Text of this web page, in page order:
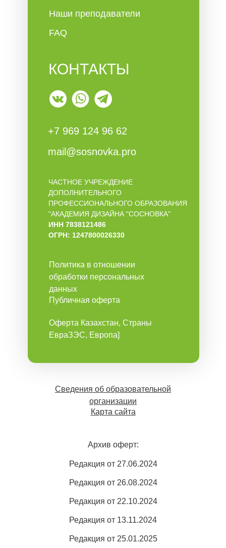
КОНТАКТЫ
+7 969 124 96 62
mail@sosnovka.pro
ЧАСТНОЕ УЧРЕЖДЕНИЕ
ДОПОЛНИТЕЛЬНОГО
ПРОФЕССИОНАЛЬНОГО ОБРАЗОВАНИЯ
"АКАДЕМИЯ ДИЗАЙНА "СОСНОВКА"
ИНН 7838121486
ОГРН: 1247800026330
Наши преподаватели
FAQ
Политика в отношении
обработки персональных
данных
Публичная оферта
Оферта Казахстан, Страны
ЕвраЗЭС, Европа]
Сведения об образовательной
организации
Карта сайта
Архив оферт:
Редакция от 27.06.2024
Редакция от 26.08.2024
Редакция от 25.01.2025
Редакция от 22.10.2024
Редакция от 13.11.2024